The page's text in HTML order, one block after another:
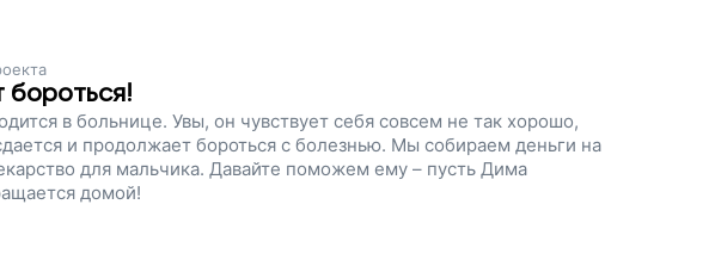
бороться!
в больнице. Увы, он чувствует себя совсем не так хорошо,
и продолжает бороться с болезнью. Мы собираем деньги на
для мальчика. Давайте поможем ему – пусть Дима
домой!